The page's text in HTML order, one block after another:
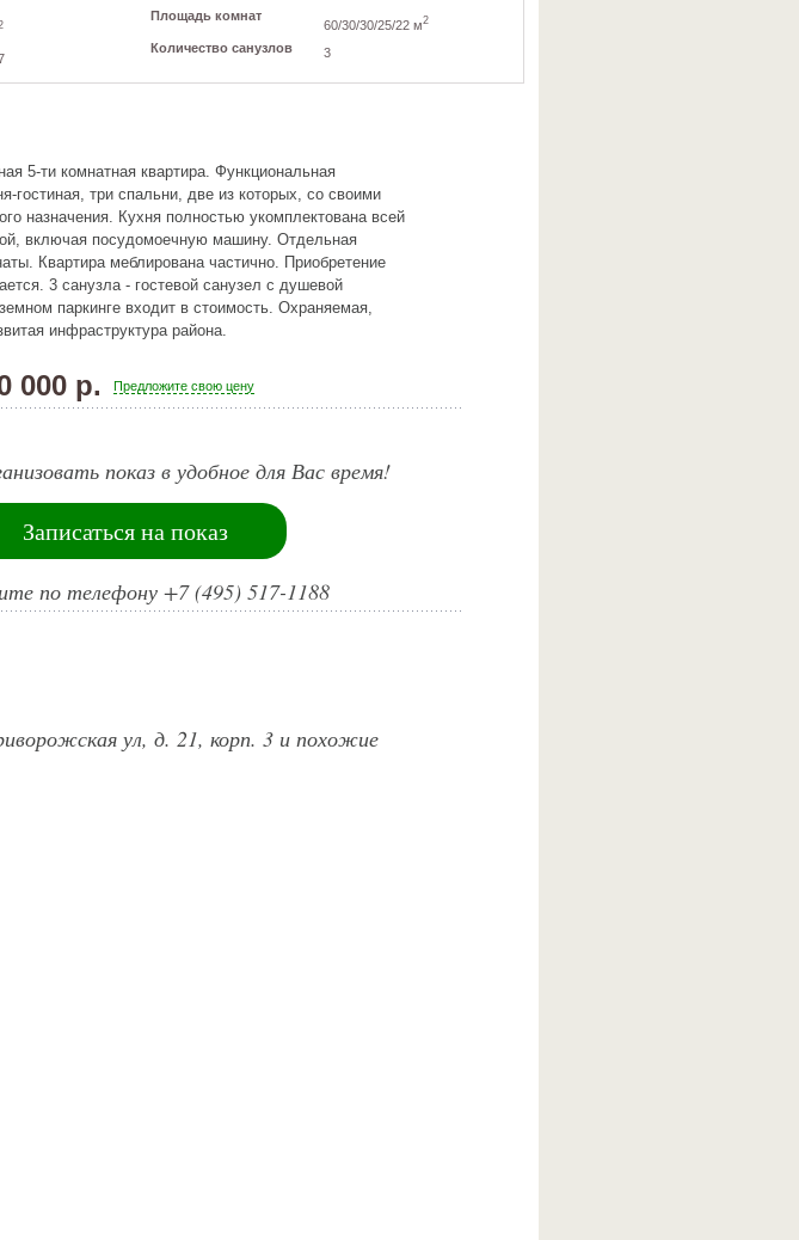
Площадь комнат
60/30/30/25/22 м2
Количество санузлов 3
5-ти комнатная квартира. Функциональная
гостиная, три спальни, две из которых, со своими
назначения. Кухня полностью укомплектована всей
включая посудомоечную машину. Отдельная
Квартира меблирована частично. Приобретение
3 санузла - гостевой санузел с душевой
паркинге входит в стоимость. Охраняемая,
инфраструктура района.
000 р. Предложите свою цену
показ в удобное для Вас время!
Записаться на показ
по телефону +7 (495) 517-1188
ул, д. 21, корп. 3 и похожие